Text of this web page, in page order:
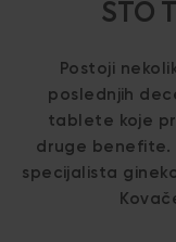
ŠTO
Postoji
poslednjih
tablete koje
druge benefite.
specijalista